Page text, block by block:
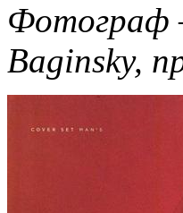
Фотограф
Baginsky,